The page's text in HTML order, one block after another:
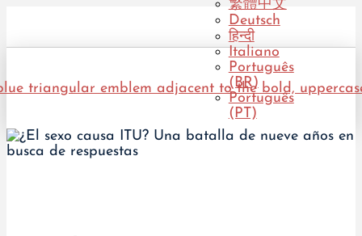
繁體中文
Deutsch
हिन्दी
Italiano
Português
(BR)
Português
(PT)